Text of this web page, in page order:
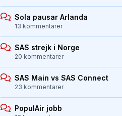
Sola pausar Arlanda
13 kommentarer
SAS strejk i Norge
20 kommentarer
SAS Main vs SAS Connect
23 kommentarer
PopulAir jobb